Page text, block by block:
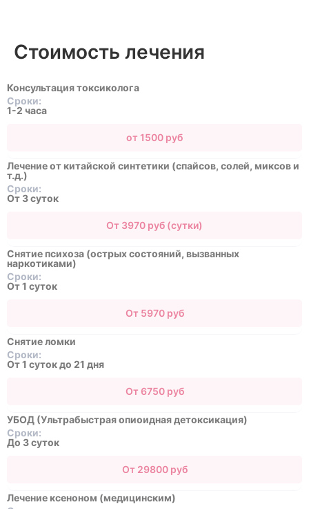
Стоимость лечения
Консультация токсиколога
Сроки:
1-2 часа
от 1500 руб
Лечение от китайской синтетики (спайсов, солей, миксов и
т.д.)
Сроки:
От 3 суток
От 3970 руб (сутки)
Снятие психоза (острых состояний, вызванных
наркотиками)
Сроки:
От 1 суток
От 5970 руб
Снятие ломки
Сроки:
От 1 суток до 21 дня
От 6750 руб
УБОД (Ультрабыстрая опиоидная детоксикация)
Сроки:
До 3 суток
От 29800 руб
Лечение ксеноном (медицинским)